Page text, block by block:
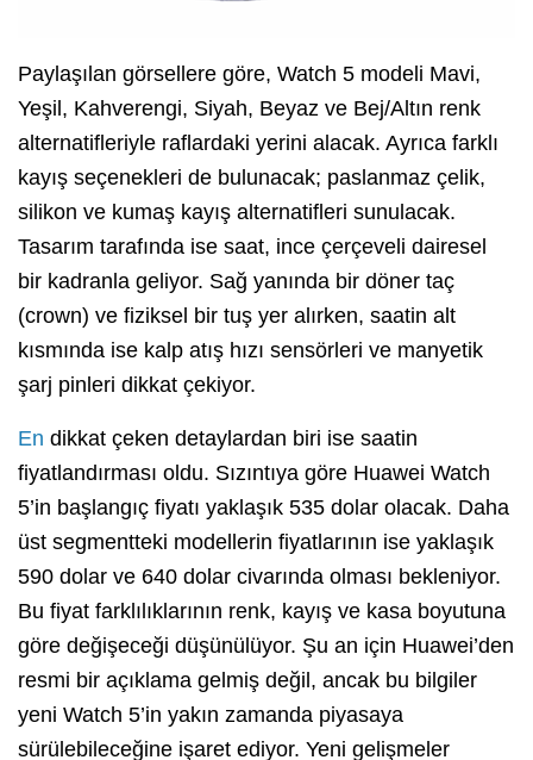
Paylaşılan görsellere göre, Watch 5 modeli Mavi,
Yeşil, Kahverengi, Siyah, Beyaz ve Bej/Altın renk
alternatifleriyle raflardaki yerini alacak. Ayrıca farklı
kayış seçenekleri de bulunacak; paslanmaz çelik,
silikon ve kumaş kayış alternatifleri sunulacak.
Tasarım tarafında ise saat, ince çerçeveli dairesel
bir kadranla geliyor. Sağ yanında bir döner taç
(crown) ve fiziksel bir tuş yer alırken, saatin alt
kısmında ise kalp atış hızı sensörleri ve manyetik
şarj pinleri dikkat çekiyor.
En dikkat çeken detaylardan biri ise saatin
fiyatlandırması oldu. Sızıntıya göre Huawei Watch
5’in başlangıç fiyatı yaklaşık 535 dolar olacak. Daha
üst segmentteki modellerin fiyatlarının ise yaklaşık
590 dolar ve 640 dolar civarında olması bekleniyor.
Bu fiyat farklılıklarının renk, kayış ve kasa boyutuna
göre değişeceği düşünülüyor. Şu an için Huawei’den
resmi bir açıklama gelmiş değil, ancak bu bilgiler
yeni Watch 5’in yakın zamanda piyasaya
sürülebileceğine işaret ediyor. Yeni gelişmeler